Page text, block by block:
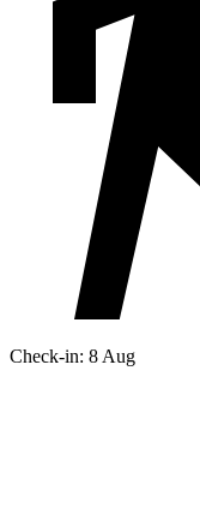
Check-in: 8 Aug